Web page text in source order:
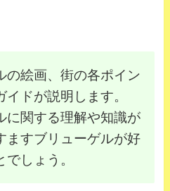
の絵画、街の各ポイン
イドが説明します。
に関する理解や知識が
ますブリューゲルが好
でしょう。